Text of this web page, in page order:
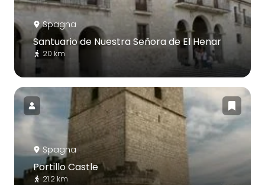
Spagna
Santuario de Nuestra Señora de El Henar
20 km
Spagna
Portillo Castle
21.2 km